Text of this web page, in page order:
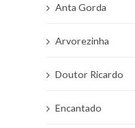
Anta Gorda
Arvorezinha
Doutor Ricardo
Encantado